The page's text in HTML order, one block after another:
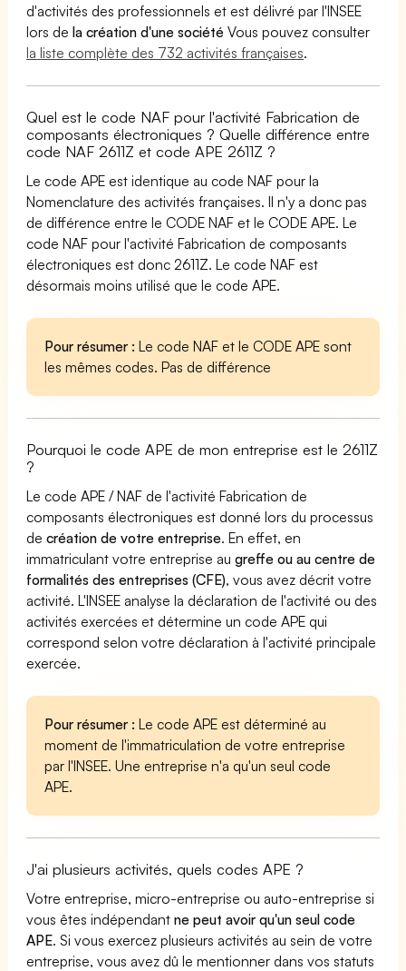
d'activités des professionnels et est délivré par l'INSEE
lors dela création d'une société Vous pouvez consulter
la liste complète des 732 activités françaises.
Quel est le code NAF pour l'activité Fabrication de
composants électroniques ? Quelle différence entre
code NAF 2611Z et code APE 2611Z ?
Le code APE est identique au code NAF pour la
Nomenclature des activités françaises. Il n'y a donc pas
de différence entre le CODE NAF et le CODE APE. Le
code NAF pour l'activité Fabrication de composants
électroniques est donc 2611Z. Le code NAF est
désormais moins utilisé que le code APE.
Pour résumer : Le code NAF et le CODE APE sont
les mêmes codes. Pas de différence
Pourquoi le code APE de mon entreprise est le 2611Z
?
Le code APE / NAF de l'activité Fabrication de
composants électroniques est donné lors du processus
decréation de votre entreprise. En effet, en
immatriculant votre entreprise augreffe ou au centre de
formalités des entreprises (CFE), vous avez décrit votre
activité. L'INSEE analyse la déclaration de l'activité ou des
activités exercées et détermine un code APE qui
correspond selon votre déclaration à l'activité principale
exercée.
Pour résumer : Le code APE est déterminé au
moment de l'immatriculation de votre entreprise
par l'INSEE. Une entreprise n'a qu'un seul code
APE.
J'ai plusieurs activités, quels codes APE ?
Votre entreprise, micro-entreprise ou auto-entreprise si
vous êtes indépendantne peut avoir qu'un seul code
APE. Si vous exercez plusieurs activités au sein de votre
entreprise, vous avez dû le mentionner dans vos statuts